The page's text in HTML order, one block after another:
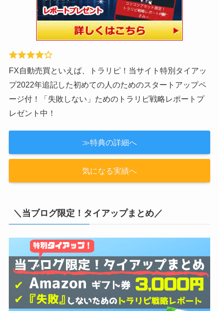
FX自動売買といえば、トラリピ！当サイト特別タイアッ
プ2022年追記した初めての人のためのスタートアップペ
ージ付！「失敗しない」ためのトラリピ戦略レポートプ
レゼント中！
≫特典の詳細へ
気になる実績へ
＼当ブログ限定！タイアップまとめ／